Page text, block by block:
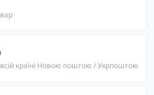
країні Новою поштою / Укрпоштою